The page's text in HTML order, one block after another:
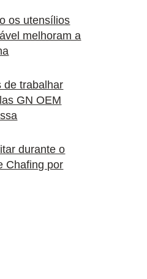
os utensílios
melhoram a
de trabalhar
GN OEM
durante o
Chafing por